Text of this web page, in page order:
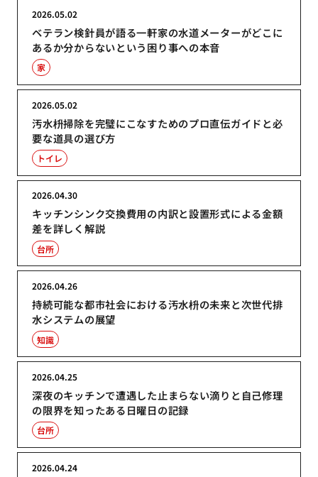
ベテラン検針員が語る一軒家の水道メーターがどこに
あるか分からないという困り事への本音
2026.05.02
家
汚水枡掃除を完璧にこなすためのプロ直伝ガイドと必
要な道具の選び方
2026.05.02
トイレ
キッチンシンク交換費用の内訳と設置形式による金額
差を詳しく解説
2026.04.30
台所
持続可能な都市社会における汚水枡の未来と次世代排
水システムの展望
2026.04.26
知識
深夜のキッチンで遭遇した止まらない滴りと自己修理
の限界を知ったある日曜日の記録
2026.04.25
台所
2026.04.24